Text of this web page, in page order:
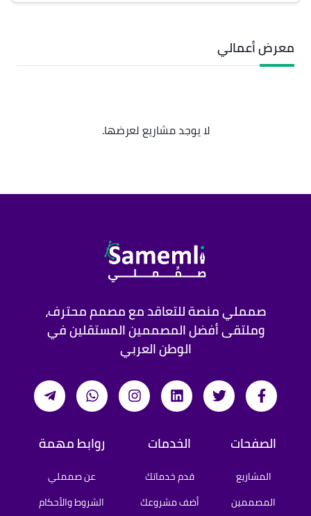
معرض أعمالي
لا يوجد مشاريع لعرضها.
صمملي منصة للتعاقد مع مصمم محترف،
وملتقى أفضل المصممين المستقلين في
الوطن العربي
الصفحات
المشاريع
المصممين
الخدمات
قدم خدماتك
أضف مشروعك
روابط مهمة
عن صمملي
الشروط والأحكام